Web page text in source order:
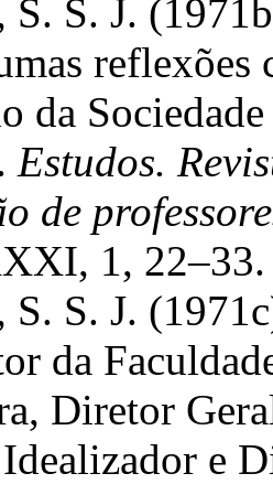
S. S. J.
reflexões
da
Estudos.
de
1, 22–33.
S. S. J.
da
Diretor
e